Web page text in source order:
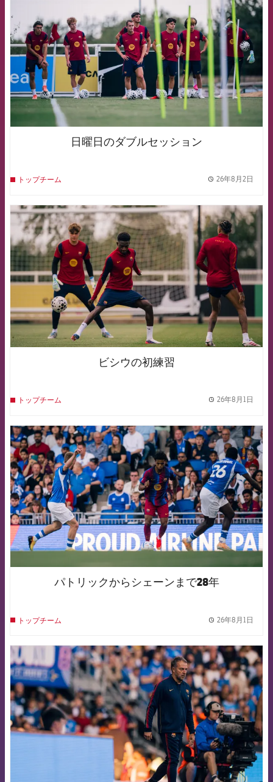
日曜日のダブルセッション
トップチーム 26年8月2日
FCB Barcelona badge
ビシウの初練習
トップチーム 26年8月1日
FCB Barcelona badge
パトリックからシェーンまで28年
トップチーム 26年8月1日
FCB Barcelona badge